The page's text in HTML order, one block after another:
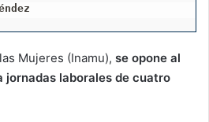
Mujeres (Inamu), se opone al
laborales de cuatro